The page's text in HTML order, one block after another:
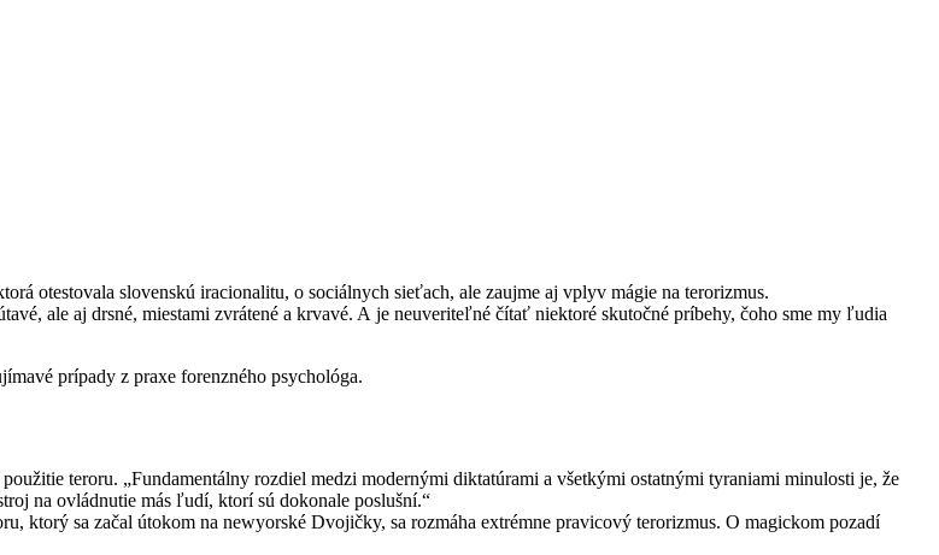
otestovala slovenskú iracionalitu, o sociálnych sieťach, ale zaujme aj vplyv mágie na terorizmus.
ale aj drsné, miestami zvrátené a krvavé. A je neuveriteľné čítať niektoré skutočné príbehy, čoho sme my ľudia
prípady z praxe forenzného psychológa.
teroru. „Fundamentálny rozdiel medzi modernými diktatúrami a všetkými ostatnými tyraniami minulosti je, že
na ovládnutie más ľudí, ktorí sú dokonale poslušní.“
ktorý sa začal útokom na newyorské Dvojičky, sa rozmáha extrémne pravicový terorizmus. O magickom pozadí